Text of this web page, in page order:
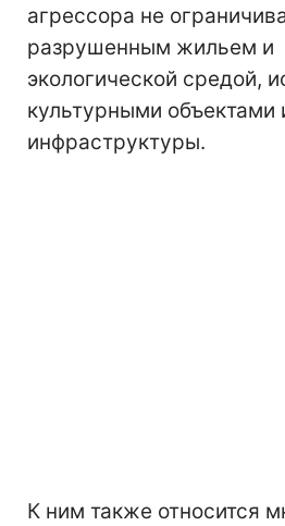
агрессора не
разрушенным жильем и
экологической средой,
культурными объектами
инфраструктуры.
К ним также относится